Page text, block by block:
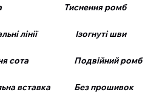
Тиснення ромб
лінії Ізогнуті шви
сота Подвійний ромб
вставка Без прошивок